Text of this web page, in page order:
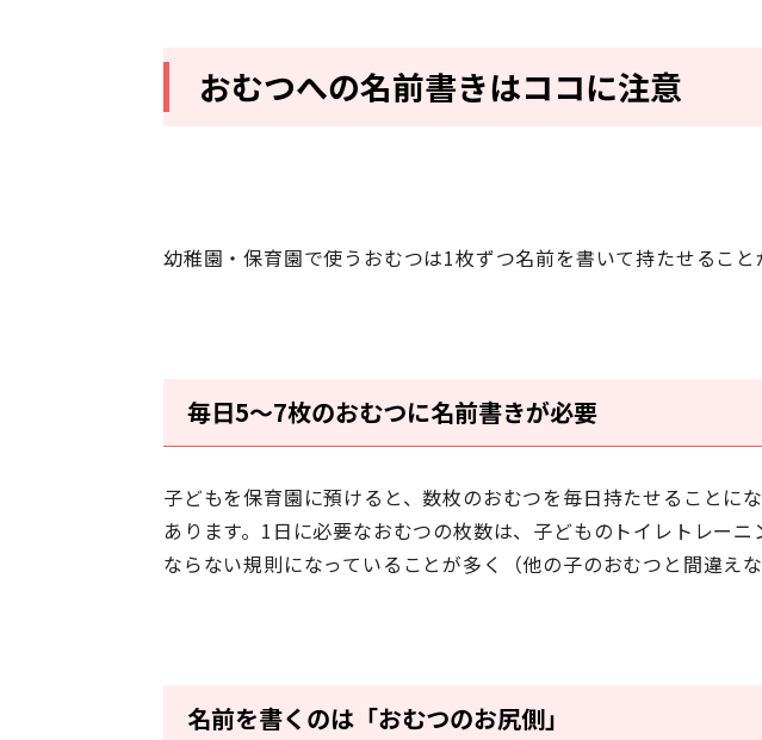
おむつへの名前書きはココに注意
幼稚園・保育園で使うおむつは1枚ずつ名前を書いて持たせるこ
毎日5～7枚のおむつに名前書きが必要
子どもを保育園に預けると、数枚のおむつを毎日持たせることに
あります。 1日に必要なおむつの枚数は、子どものトイレトレーニ
ならない規則になっていることが多く（他の子のおむつと間違え
名前を書くのは「おむつのお尻側」